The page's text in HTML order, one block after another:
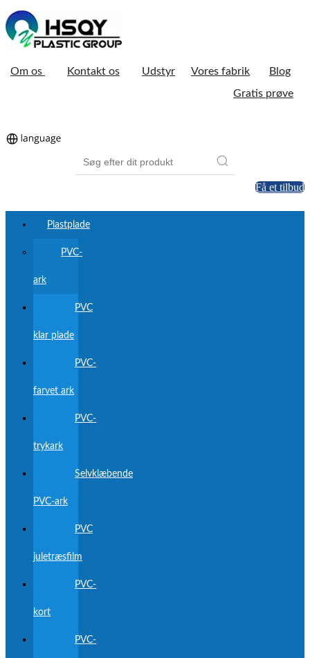
Om os Kontakt os Udstyr Vores fabrik
Blog
Gratis prøve
Få et tilbud
Plastplade
PVC-
ark
PVC
klar plade
PVC-
farvet ark
PVC-
trykark
Selvklæbende
PVC-ark
PVC
juletræsfilm
PVC-
kort
PVC-